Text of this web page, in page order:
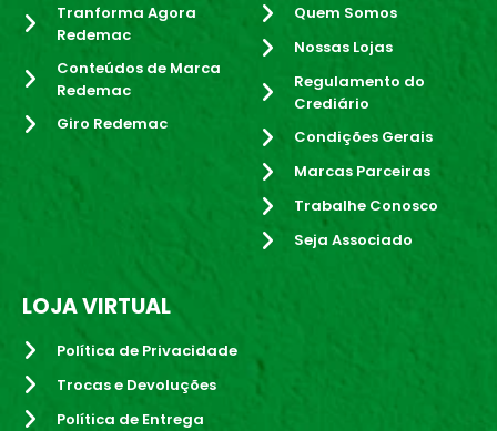
Tranforma Agora
Redemac
Conteúdos de Marca
Redemac
Giro Redemac
Quem Somos
Nossas Lojas
Regulamento do
Crediário
Condições Gerais
Marcas Parceiras
Trabalhe Conosco
Seja Associado
LOJA VIRTUAL
Política de Privacidade
Trocas e Devoluções
Política de Entrega